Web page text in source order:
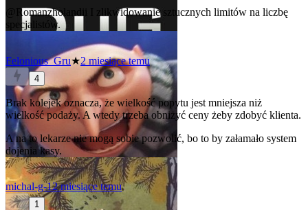
@Romanzholandii
I zlikwidowanie sztucznych limitów na liczbę
specjalistów.
Felonious_Gru★2 miesiące temu
4
Brak kolejek oznacza, że wielkość popytu jest mniejsza niż
wielkość podaży. A wtedy trzeba obniżyć ceny żeby zdobyć klienta.
A na to lekarze nie mogą sobie pozwolić, bo to by załamało system
dojenia kasy.
michal-g-12 miesiące temu
1